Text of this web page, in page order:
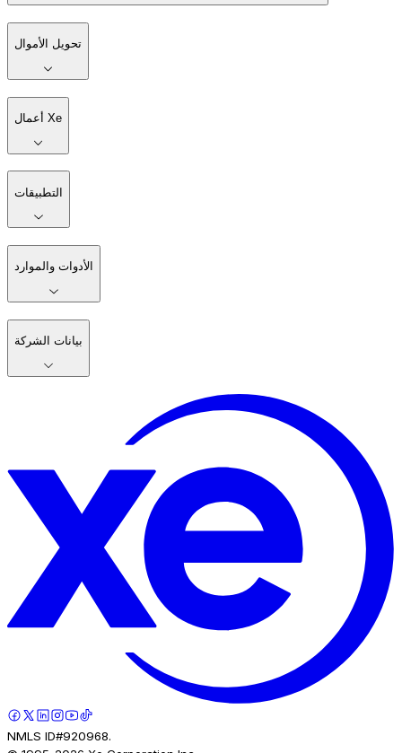
تحويل الأموال
أعمال Xe
التطبيقات
الأدوات والموارد
بيانات الشركة
NMLS ID#920968.